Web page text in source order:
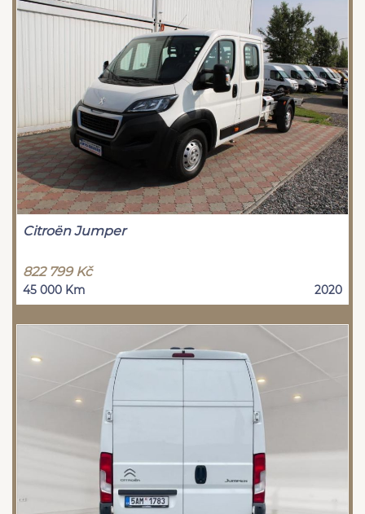
Citroën Jumper
822 799 Kč
45 000 Km 2020